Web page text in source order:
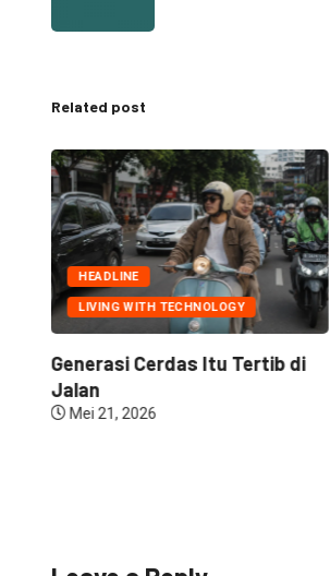
Related post
HEADLINE
LIVING WITH TECHNOLOGY
Generasi Cerdas Itu Tertib di
Jalan
Mei 21, 2026